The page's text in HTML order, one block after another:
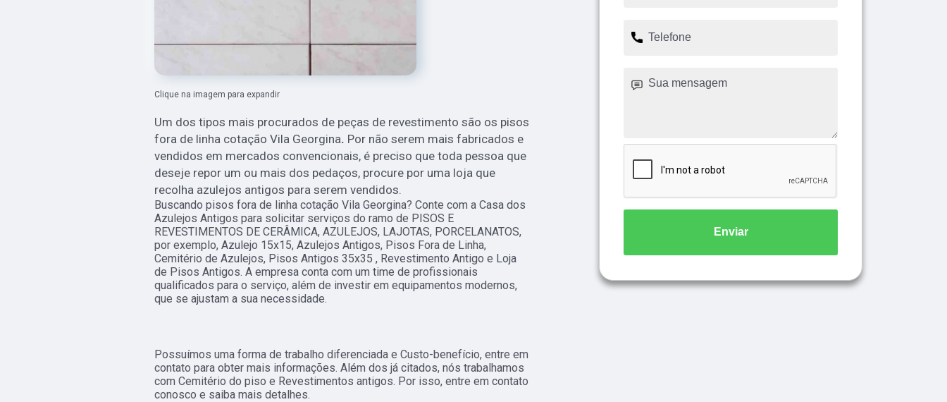
Clique na imagem para expandir
Um dos tipos mais procurados de peças de revestimento são os pisos
fora de linha cotação Vila Georgina. Por não serem mais fabricados e
vendidos em mercados convencionais, é preciso que toda pessoa que
deseje repor um ou mais dos pedaços, procure por uma loja que
recolha azulejos antigos para serem vendidos.
Buscando pisos fora de linha cotação Vila Georgina? Conte com a Casa dos
Azulejos Antigos para solicitar serviços do ramo de PISOS E
REVESTIMENTOS DE CERÂMICA, AZULEJOS, LAJOTAS, PORCELANATOS,
por exemplo, Azulejo 15x15, Azulejos Antigos, Pisos Fora de Linha,
Cemitério de Azulejos, Pisos Antigos 35x35 , Revestimento Antigo e Loja
de Pisos Antigos. A empresa conta com um time de profissionais
qualificados para o serviço, além de investir em equipamentos modernos,
que se ajustam a sua necessidade.
Possuímos uma forma de trabalho diferenciada e Custo-benefício, entre em
contato para obter mais informações. Além dos já citados, nós trabalhamos
com Cemitério do piso e Revestimentos antigos. Por isso, entre em contato
conosco e saiba mais detalhes.
Enviar